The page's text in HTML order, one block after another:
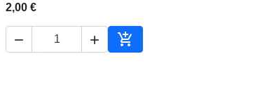
2,00 €
  
Adicionar ao carrinho